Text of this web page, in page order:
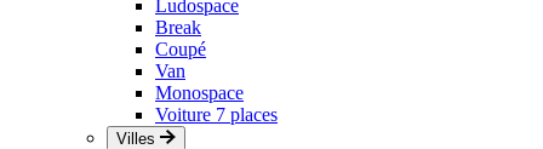
Ludospace
Break
Coupé
Van
Monospace
Voiture 7 places
Villes